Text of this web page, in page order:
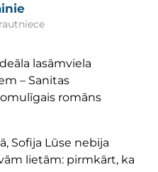
lasāmviela
– Sanitas
romāns
Sofija Lūse nebija
lietām: pirmkārt, ka